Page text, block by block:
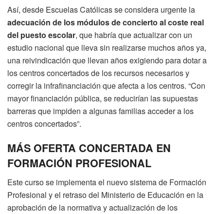
Así, desde Escuelas Católicas se considera urgente la
adecuación de los módulos de concierto al coste real
del puesto escolar, que habría que actualizar con un
estudio nacional que lleva sin realizarse muchos años ya,
una reivindicación que llevan años exigiendo para dotar a
los centros concertados de los recursos necesarios y
corregir la infrafinanciación que afecta a los centros. “Con
mayor financiación pública, se reducirían las supuestas
barreras que impiden a algunas familias acceder a los
centros concertados”.
MÁS OFERTA CONCERTADA EN
FORMACIÓN PROFESIONAL
Este curso se implementa el nuevo sistema de Formación
Profesional y el retraso del Ministerio de Educación en la
aprobación de la normativa y actualización de los